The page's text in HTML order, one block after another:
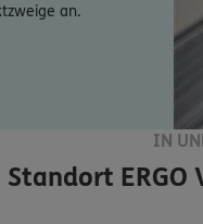
an.
IN
Standort